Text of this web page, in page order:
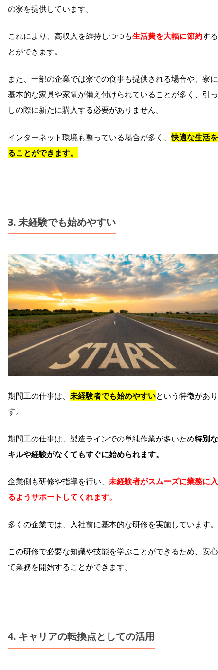
の寮を提供しています。
これにより、高収入を維持しつつも生活費を大幅に節約す
とができます。
また、一部の企業では寮での食事も提供される場合や、寮
基本的な家具や家電が備え付けられていることが多く、引
しの際に新たに購入する必要がありません。
インターネット環境も整っている場合が多く、快適な生活
ることができます。
3. 未経験でも始めやすい
期間工の仕事は、 未経験者でも始めやすいという特徴があ
す。
期間工の仕事は、製造ラインでの単純作業が多いため特別
キルや経験がなくてもすぐに始められます。
企業側も研修や指導を行い、 未経験者がスムーズに業務に
るようサポートしてくれます。
多くの企業では、入社前に基本的な研修を実施しています。
この研修で必要な知識や技能を学ぶことができるため、安
て業務を開始することができます。
4. キャリアの転換点としての活用